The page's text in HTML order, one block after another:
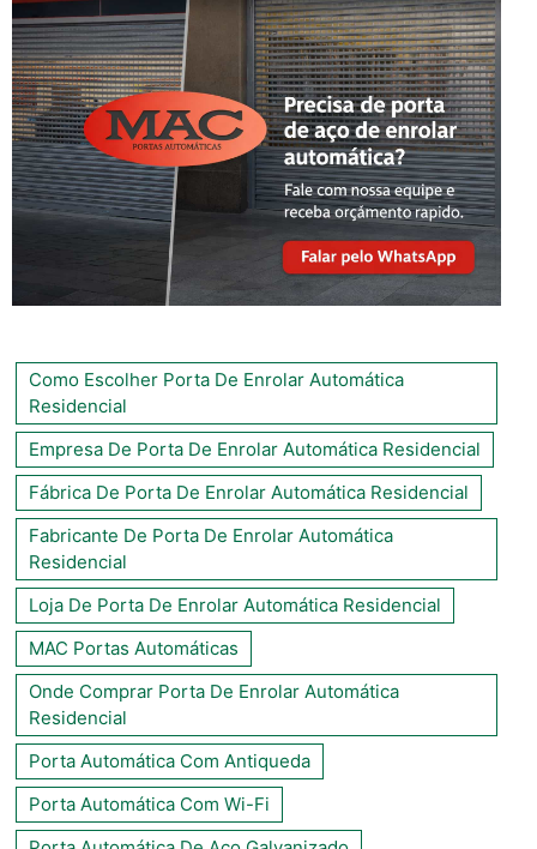
Como Escolher Porta De Enrolar Automática
Residencial
Empresa De Porta De Enrolar Automática Residencial
Fábrica De Porta De Enrolar Automática Residencial
Fabricante De Porta De Enrolar Automática
Residencial
Loja De Porta De Enrolar Automática Residencial
MAC Portas Automáticas
Onde Comprar Porta De Enrolar Automática
Residencial
Porta Automática Com Antiqueda
Porta Automática Com Wi-Fi